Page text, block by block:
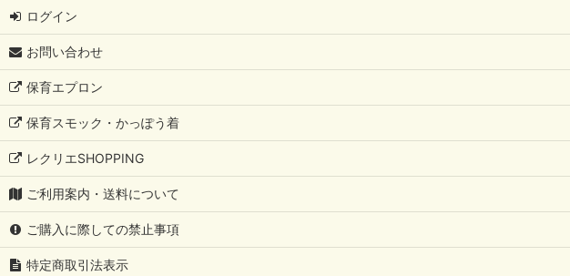
ログイン
お問い合わせ
保育エプロン
保育スモック・かっぽう着
レクリエSHOPPING
ご利用案内・送料について
ご購入に際しての禁止事項
特定商取引法表示